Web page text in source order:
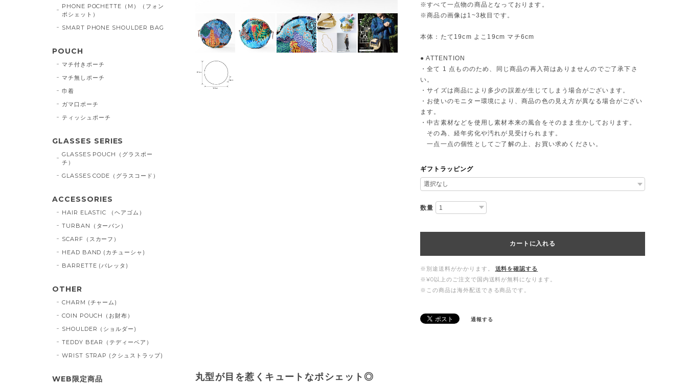
※すべて一点物の商品となっております。
※商品の画像は1~3枚目です。
本体：たて19cm よこ19cm マチ6cm
● ATTENTION
・全て 1 点もののため、同じ商品の再入荷はありませんのでご了承下さ
い。
・サイズは商品により多少の誤差が生じてしまう場合がございます。
・お使いのモニター環境により、商品の色の見え方が異なる場合がござい
ます。
・中古素材などを使用し素材本来の風合をそのまま生かしております。
その為、経年劣化や汚れが見受けられます。
一点一点の個性としてご了解の上、お買い求めください。
ギフトラッピング
数量
カートに入れる
※別途送料がかかります。
送料を確認する
※¥0以上のご注文で国内送料が無料になります。
※この商品は海外配送できる商品です。
通報する
丸型が目を惹くキュートなポシェット◎
PHONE POCHETTE（M）（フォン
ポシェット）
SMART PHONE SHOULDER BAG
POUCH
マチ付きポーチ
マチ無しポーチ
巾着
ガマ口ポーチ
ティッシュポーチ
GLASSES SERIES
GLASSES POUCH（グラスポー
チ）
GLASSES CODE（グラスコード）
ACCESSORIES
HAIR ELASTIC （ヘアゴム）
TURBAN（ターバン）
SCARF（スカーフ）
HEAD BAND (カチューシャ)
BARRETTE (バレッタ)
OTHER
CHARM (チャーム)
COIN POUCH（お財布）
SHOULDER（ショルダー)
TEDDY BEAR（テディーベア）
WRIST STRAP (クシュストラップ)
WEB限定商品